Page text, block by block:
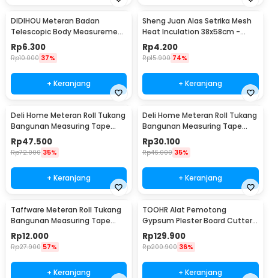
DIDIHOU Meteran Badan
Telescopic Body Measurement
1.43M - C05
Rp6.300
Rp10.000 37%
+ Keranjang
Sheng Juan Alas Setrika Mesh
Heat Inculation 38x58cm -
SJ4060
Rp4.200
Rp15.900 74%
+ Keranjang
Deli Home Meteran Roll Tukang
Bangunan Measuring Tape
Auto Lock 5M - HT8519
Rp47.500
Rp72.000 35%
+ Keranjang
Deli Home Meteran Roll Tukang
Bangunan Measuring Tape
Auto Lock 3M - HT8316
Rp30.100
Rp46.000 35%
+ Keranjang
Taffware Meteran Roll Tukang
Bangunan Measuring Tape
Auto Lock 18mm 5M - DSH-19
Rp12.000
Rp27.900 57%
+ Keranjang
TOOHR Alat Pemotong
Gypsum Plester Board Cutter
Marker with Pen Slot - CMAI-01
Rp129.900
Rp200.900 36%
+ Keranjang